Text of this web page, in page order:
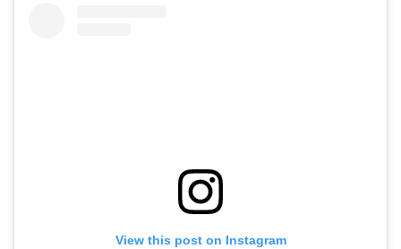
View this post on Instagram